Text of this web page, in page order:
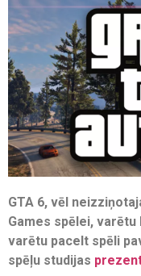
GTA 6, vēl
Games spēlei,
varētu pacelt spēli
spēļu studijas